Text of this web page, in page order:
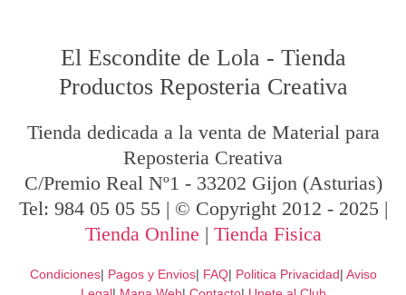
El Escondite de Lola - Tienda
Productos Reposteria Creativa
Tienda dedicada a la venta de Material para
Reposteria Creativa
C/Premio Real Nº1 - 33202 Gijon (Asturias)
Tel: 984 05 05 55 | © Copyright 2012 - 2025 |
Tienda Online | Tienda Fisica
Condiciones| Pagos y Envios| FAQ| Politica Privacidad| Aviso